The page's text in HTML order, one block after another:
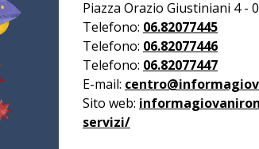
Piazza Orazio Giustiniani 4 -
Telefono: 06.82077445
Telefono: 06.82077446
Telefono: 06.82077447
E-mail:
Sito web:
servizi/